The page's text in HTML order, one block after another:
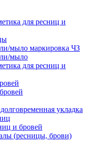
для ресниц и
мыло маркировка ЧЗ
мыло
для ресниц и
укладка
и бровей
(ресницы, брови)